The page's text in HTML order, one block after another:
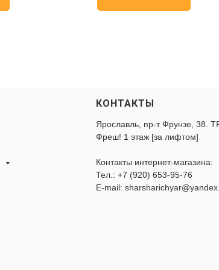
КОНТАКТЫ
Ярославль, пр-т Фрунзе, 38.
Фреш! 1 этаж [за лифтом]
Контакты интернет-магазина:
Тел.: +7 (920) 653-95-76
E-mail: